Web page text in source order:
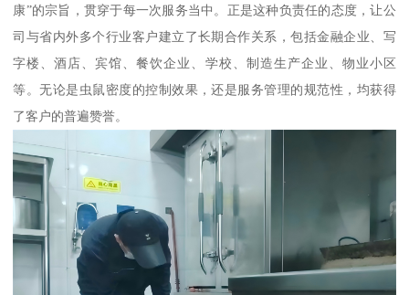
康”的宗旨，贯穿于每一次服务当中。正是这种负责任的态度，让公
司与省内外多个行业客户建立了长期合作关系，包括金融企业、写
字楼、酒店、宾馆、餐饮企业、学校、制造生产企业、物业小区
等。无论是虫鼠密度的控制效果，还是服务管理的规范性，均获得
了客户的普遍赞誉。